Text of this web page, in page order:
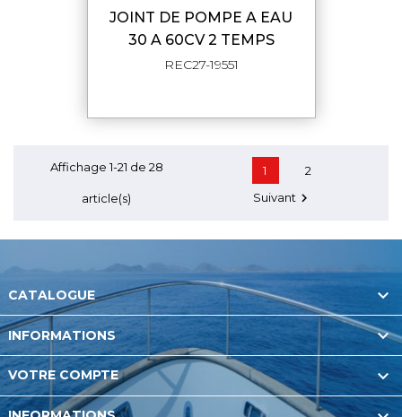
JOINT DE POMPE A EAU
30 A 60CV 2 TEMPS
REC27-19551
Affichage 1-21 de 28
article(s)
1
2
Suivant 
CATALOGUE 
INFORMATIONS 
VOTRE COMPTE 